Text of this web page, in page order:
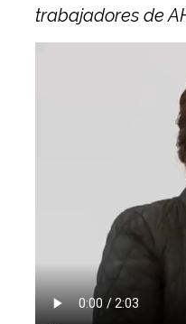
trabajadores de